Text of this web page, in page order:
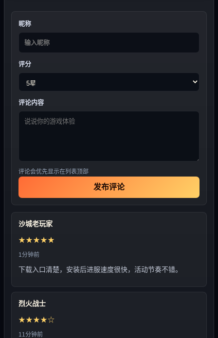
昵称
评分
评论内容
评论会优先显示在列表顶部
发布评论
沙城老玩家
★★★★★
1分钟前
下载入口清楚，安装后进服速度很快，活动节奏不错。
烈火战士
★★★★☆
11分钟前